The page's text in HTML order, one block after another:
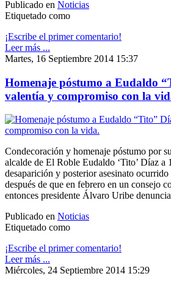
Publicado en Noticias
Etiquetado como
¡Escribe el primer comentario!
Leer más ...
Martes, 16 Septiembre 2014 15:37
Homenaje póstumo a Eudaldo
valentía y compromiso con la
Condecoración y homenaje póstumo por
alcalde de El Roble Eudaldo ‘Tito’ Díaz a
desaparición y posterior asesinato
después de que en febrero en un consejo
entonces presidente Álvaro Uribe
Publicado en Noticias
Etiquetado como
¡Escribe el primer comentario!
Leer más ...
Miércoles, 24 Septiembre 2014 15:29